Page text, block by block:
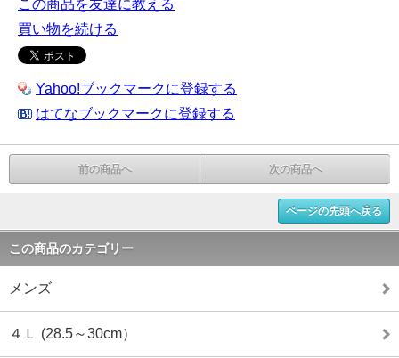
この商品を友達に教える
買い物を続ける
Yahoo!ブックマークに登録する
はてなブックマークに登録する
前の商品へ 次の商品へ
ページの先頭へ戻る
この商品のカテゴリー
メンズ
４Ｌ (28.5～30cm）